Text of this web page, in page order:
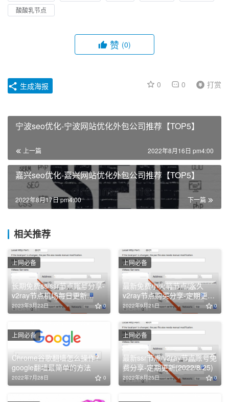
酸酸乳节点
赞 (0)
0 0 打赏
生成海报
宁波seo优化-宁波网站优化外包公司推荐【TOP5】
上一篇 2022年8月16日 pm4:00
嘉兴seo优化-嘉兴网站优化外包公司推荐【TOP5】
下一篇
2022年8月17日 pm4:00
相关推荐
长期免费ss/ssr节点账号分享-
v2ray节点机场每日更新
(2023/3/22)
2023年3月22日 0
上网必备
最新免费小火箭节点/永久
v2ray节点购买分享-定期更新
(2022/9/21)
2022年9月21日 0
上网必备
Chrome谷歌翻墙怎么操作?
google翻墙最简单的方法
2022年7月28日 0
上网必备
最新ssr节点/v2ray节点账号免
费分享-定期更新(2022/8/25)
2022年8月25日 0
上网必备